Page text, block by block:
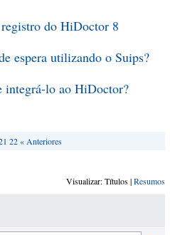
do HiDoctor 8
espera utilizando o Suips?
integrá-lo ao HiDoctor?
22« Anteriores
Visualizar: Títulos |Resumos